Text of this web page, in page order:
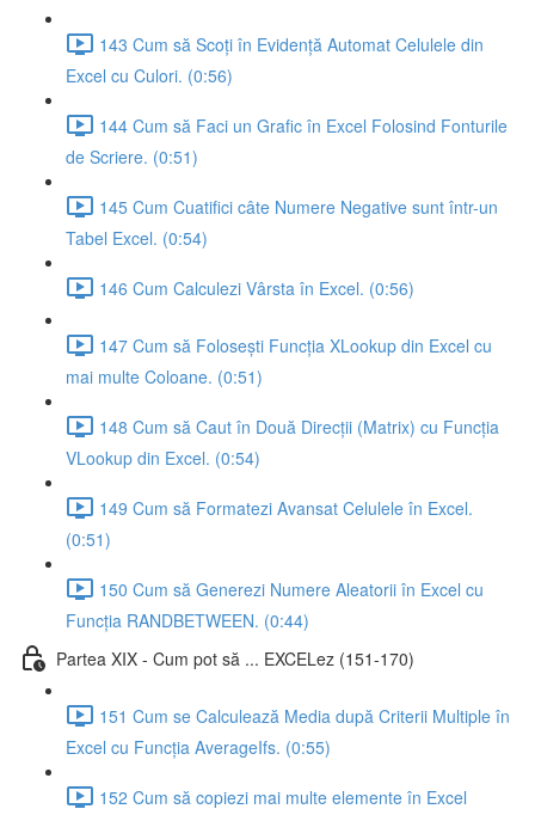
143 Cum să Scoți în Evidență Automat Celulele din
Excel cu Culori. (0:56)
144 Cum să Faci un Grafic în Excel Folosind Fonturile
de Scriere. (0:51)
145 Cum Cuatifici câte Numere Negative sunt într-un
Tabel Excel. (0:54)
146 Cum Calculezi Vârsta în Excel. (0:56)
147 Cum să Folosești Funcția XLookup din Excel cu
mai multe Coloane. (0:51)
148 Cum să Caut în Două Direcții (Matrix) cu Funcția
VLookup din Excel. (0:54)
149 Cum să Formatezi Avansat Celulele în Excel.
(0:51)
150 Cum să Generezi Numere Aleatorii în Excel cu
Funcția RANDBETWEEN. (0:44)
Partea XIX - Cum pot să ... EXCELez (151-170)
151 Cum se Calculează Media după Criterii Multiple în
Excel cu Funcția AverageIfs. (0:55)
152 Cum să copiezi mai multe elemente în Excel